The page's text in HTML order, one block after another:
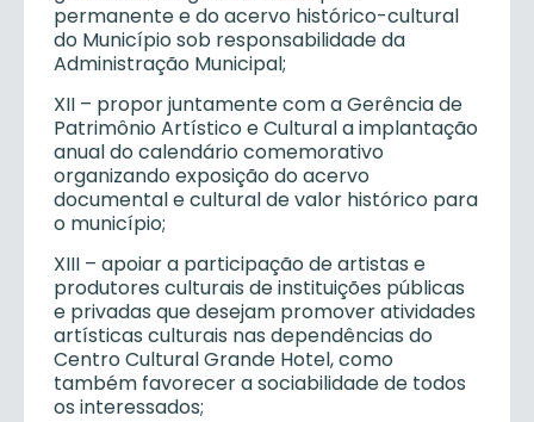
permanente e do acervo histórico-cultural
do Município sob responsabilidade da
Administração Municipal;
XII – propor juntamente com a Gerência de
Patrimônio Artístico e Cultural a implantação
anual do calendário comemorativo
organizando exposição do acervo
documental e cultural de valor histórico para
o município;
XIII – apoiar a participação de artistas e
produtores culturais de instituições públicas
e privadas que desejam promover atividades
artísticas culturais nas dependências do
Centro Cultural Grande Hotel, como
também favorecer a sociabilidade de todos
os interessados;